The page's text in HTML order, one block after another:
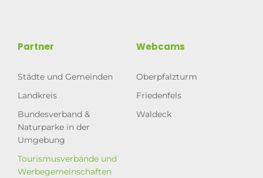
Partner
Städte und Gemeinden
Landkreis
Bundesverband &
Naturparke in der
Umgebung
Tourismusverbände und
Werbegemeinschaften
Webcams
Oberpfalzturm
Friedenfels
Waldeck